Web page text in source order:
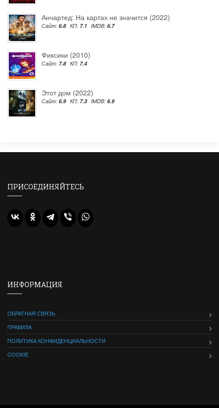
Анчартед: На картах не значится (2022)
Сайт: 6.8 КП: 7.1 IMDB: 6.7
Фиксики (2010)
Сайт: 7.8 КП: 7.4
Этот дом (2022)
Сайт: 6.9 КП: 7.3 IMDB: 6.9
ПРИСОЕДИНЯЙТЕСЬ
ИНФОРМАЦИЯ
ОБРАТНАЯ СВЯЗЬ
ПРАВИЛА
ПОЛИТИКА КОНФИДЕНЦИАЛЬНОСТИ
COOKIE